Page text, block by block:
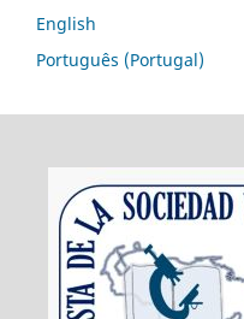
English
Português (Portugal)